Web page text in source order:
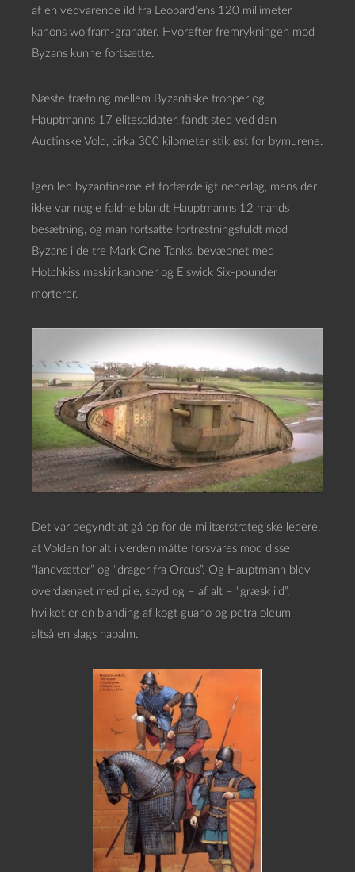
af en vedvarende ild fra Leopard’ens 120 millimeter
kanons wolfram-granater. Hvorefter fremrykningen mod
Byzans kunne fortsætte.
Næste træfning mellem Byzantiske tropper og
Hauptmanns 17 elitesoldater, fandt sted ved den
Auctinske Vold, cirka 300 kilometer stik øst for bymurene.
Igen led byzantinerne et forfærdeligt nederlag, mens der
ikke var nogle faldne blandt Hauptmanns 12 mands
besætning, og man fortsatte fortrøstningsfuldt mod
Byzans i de tre Mark One Tanks, bevæbnet med
Hotchkiss maskinkanoner og Elswick Six-pounder
morterer.
Det var begyndt at gå op for de militærstrategiske ledere,
at Volden for alt i verden måtte forsvares mod disse
“landvætter” og “drager fra Orcus”. Og Hauptmann blev
overdænget med pile, spyd og – af alt – “græsk ild”,
hvilket er en blanding af kogt guano og petra oleum –
altså en slags napalm.